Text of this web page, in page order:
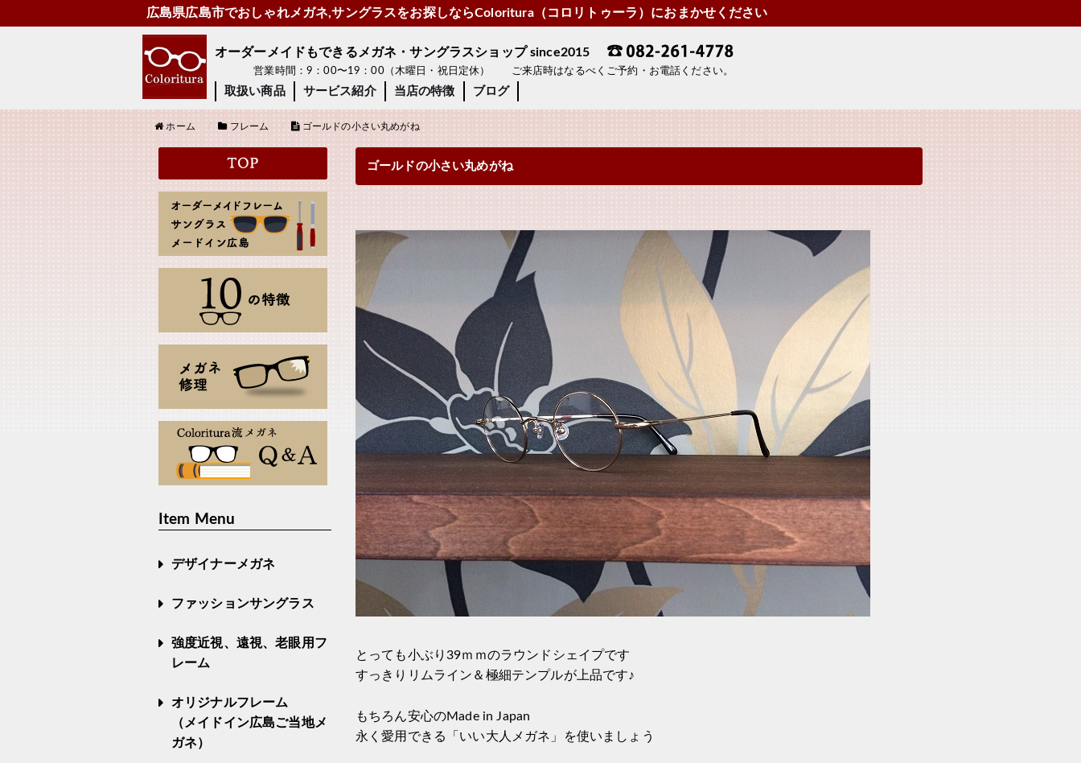
広島県広島市でおしゃれメガネ,サングラスをお探しならColoritura（コロリトゥーラ）におまかせください
オーダーメイドもできるメガネ・サングラスショップ since2015
営業時間：9：00〜19：00（木曜日・祝日定休） ご来店時はなるべくご予約・お電話ください。
取扱い商品 サービス紹介 当店の特徴 ブログ
ホーム フレーム ゴールドの小さい丸めがね
ゴールドの小さい丸めがね
とっても小ぶり39ｍｍのラウンドシェイプです
すっきりリムライン＆極細テンプルが上品です♪
もちろん安心のMade in Japan
永く愛用できる「いい大人メガネ」を使いましょう
Item Menu
デザイナーメガネ
ファッションサングラス
強度近視、遠視、老眼用フ
レーム
オリジナルフレーム
（メイドイン広島ご当地メ
ガネ）